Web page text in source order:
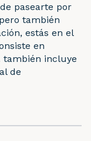
pasearte por
también
estás en el
en
también incluye
de